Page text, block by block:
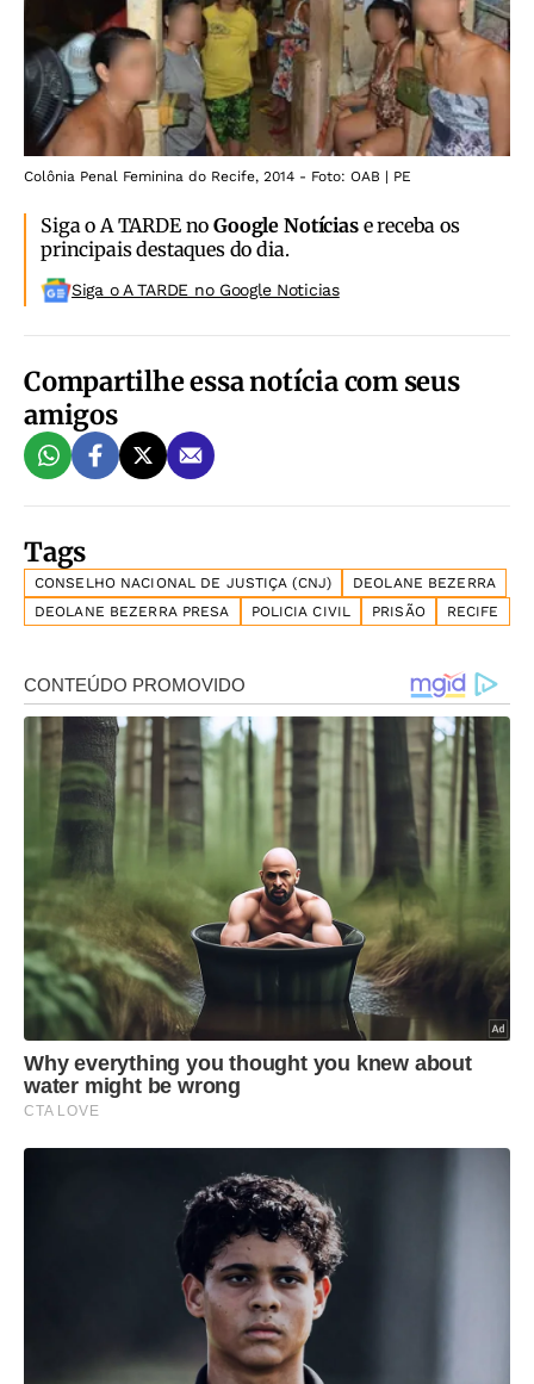
Colônia Penal Feminina do Recife, 2014 - Foto: OAB | PE
Siga o A TARDE noGoogle Notíciase receba os
principais destaques do dia.
Siga o A TARDE no Google Noticias
Compartilhe essa notícia com seus
amigos
Tags
CONSELHO NACIONAL DE JUSTIÇA (CNJ)
DEOLANE BEZERRA
DEOLANE BEZERRA PRESA
POLICIA CIVIL PRISÃO RECIFE